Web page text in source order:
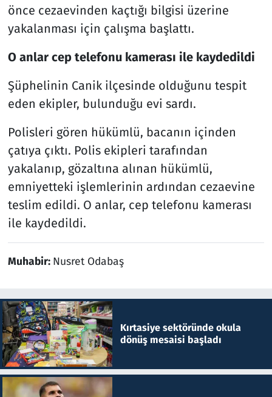
önce cezaevinden kaçtığı bilgisi üzerine
yakalanması için çalışma başlattı.
O anlar cep telefonu kamerası ile kaydedildi
Şüphelinin Canik ilçesinde olduğunu tespit
eden ekipler, bulunduğu evi sardı.
Polisleri gören hükümlü, bacanın içinden
çatıya çıktı. Polis ekipleri tarafından
yakalanıp, gözaltına alınan hükümlü,
emniyetteki işlemlerinin ardından cezaevine
teslim edildi. O anlar, cep telefonu kamerası
ile kaydedildi.
Muhabir: Nusret Odabaş
Kırtasiye sektöründe okula
dönüş mesaisi başladı